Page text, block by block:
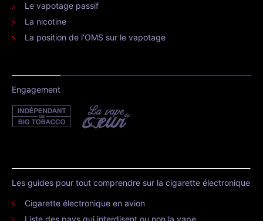
Le vapotage passif
La nicotine
La position de l’OMS sur le vapotage
Engagement
Les guides pour tout comprendre sur la cigarette électronique
Cigarette électronique en avion